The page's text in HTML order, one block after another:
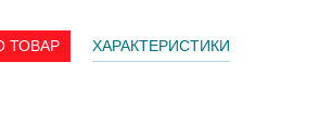
ТОВАР ХАРАКТЕРИСТИКИ